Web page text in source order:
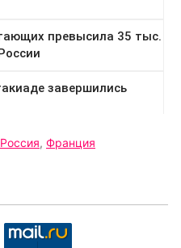
Россия, Франция